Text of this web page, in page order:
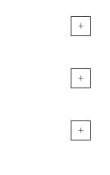
+
+
+